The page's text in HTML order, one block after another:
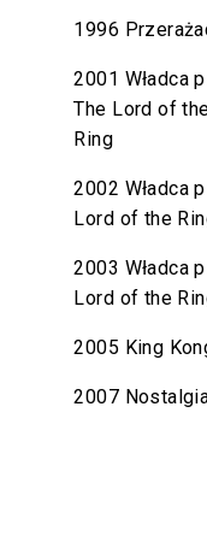
1996
2001 Władca
The Lord of
Ring
2002 Władca
Lord of the
2003 Władca
Lord of the
2005 King
2007